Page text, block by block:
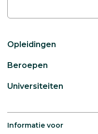
Opleidingen
Beroepen
Universiteiten
Informatie voor